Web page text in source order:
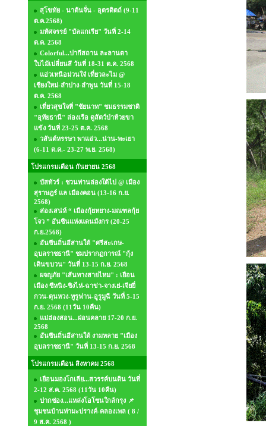
สุโขทัย - นาต้นจั่น - อุตรดิตถ์ (9-11
ต.ค.2568)
มหัศจรรย์ "บัลแกเรีย" วันที่ 2-14
ต.ค. 2568
Colorful...ปากีสถาน ละลานตา
ใบไม้เปลี่ยนสี วันที่ 18-31 ต.ค. 2568
แอ่วเหนือม่วนใจ๋ เที่ยวละไม @
เชียงใหม่-ลำปาง-ลำพูน วันที่ 15-18
ต.ค. 2568
เที่ยวสุขใจที่ "ชัยนาท" ชมธรรมชาติ
"อุทัยธานี" ล่องเรือ ดูสัตว์ป่าห้วยขา
แข้ง วันที่ 23-25 ต.ค. 2568
วสันต์หรรษา พาแอ่ว...น่าน-พะเยา
(6-11 ต.ค.- 23-27 พ.ย. 2568)
โปรแกรมเดือน กันยายน 2568
บัสทัวร์ : ชวนท่านล่องใต้ไป @ เมือง
สุราษฎร์ แล เมืองคอน (13-16 ก.ย.
2568)
ส่องเสน่ห์ “ เมืองกุ้ยหยาง-มณฑลกุ้ย
โจว ” อันซีนแห่งแดนมังกร (20-25
ก.ย.2568)
อันซีนถิ่นอีสานใต้ "ศรีสะเกษ-
อุบลราชธานี" ชมปรากฏการณ์ "กุ้ง
เดินขบวน" วันที่ 13-15 ก.ย. 2568
ผจญภัย "เส้นทางสายไหม" : เยือน
เมือง ซีหนิง-ชิงไห่-ฉาข่า-จางเย่-เจียยี่
กวน-ตุนหวง-ทูรูฟาน-อูรูมูฉี วันที่ 5-15
ก.ย. 2568 (11วัน 10คืน)
แม่ฮ่องสอน...ผ่อนคลาย 17-20 ก.ย.
2568
อันซีนถิ่นอีสานใต้ งามหลาย "เมือง
อุบลราชธานี" วันที่ 13-15 ก.ย. 2568
โปรแกรมเดือน สิงหาคม 2568
เยือนมองโกเลีย...สวรรค์บนดิน วันที่
2-12 ส.ค. 2568 (11วัน 10คืน)
ปากช่อง...แหล่งโอโซนใกล้กรุง 📌
ชุมชนบ้านท่ามะปรางค์-คลองเพล ( 8 /
9 ส.ค. 2568 )